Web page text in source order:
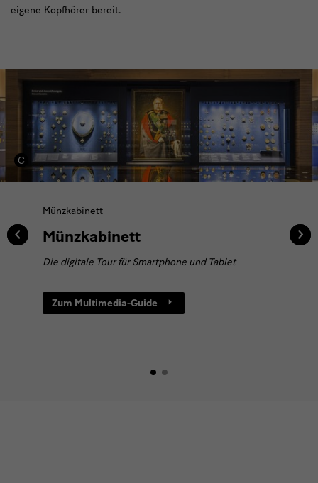
eigene Kopfhörer bereit.
Multimedia
Guide
‹
‹
Münzkabinett
Münzkabinett
Die digitale Tour für Smartphone und Tablet
Zum Multimedia-Guide
›
›